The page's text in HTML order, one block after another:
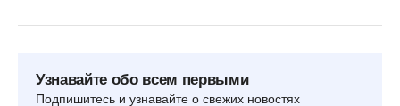
Узнавайте обо всем первыми
Подпишитесь и узнавайте о свежих новостях